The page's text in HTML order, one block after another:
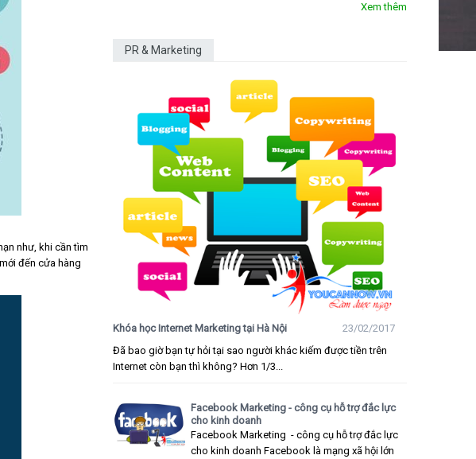
như, khi cần tìm
đến cửa hàng
Xem thêm
PR & Marketing
Khóa học Internet Marketing tại Hà Nội
23/02/2017
Đã bao giờ bạn tự hỏi tại sao người khác kiếm được tiền trên
Internet còn bạn thì không? Hơn 1/3...
Facebook Marketing - công cụ hỗ trợ đắc lực
cho kinh doanh
Facebook Marketing - công cụ hỗ trợ đắc lực
cho kinh doanh Facebook là mạng xã hội lớn